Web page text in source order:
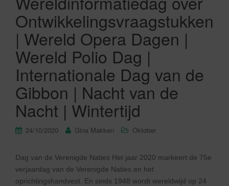
Ontwikkelingsvraagstukken
| Wereld Opera Dagen |
Wereld Polio Dag |
Internationale Dag van de
Gibbon | Nacht van de
Nacht | Wintertijd
24/10/2020 Gina Makken Oktober
Dag van de Verenigde Naties Het jaar 2020 markeert de 75e
verjaardag van de Verenigde Naties en het
oprichtingshandvest. En sinds 1948 wordt wereldwijd op 24